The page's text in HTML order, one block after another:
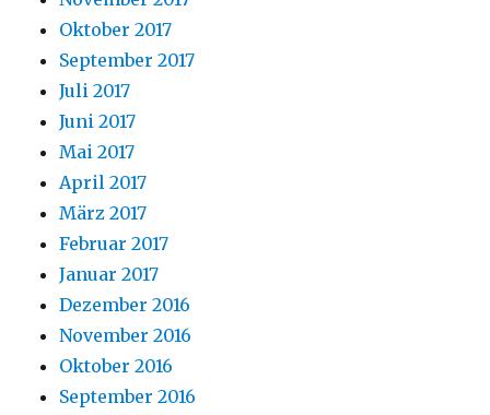
Oktober 2017
September 2017
Juli 2017
Juni 2017
Mai 2017
April 2017
März 2017
Februar 2017
Januar 2017
Dezember 2016
November 2016
Oktober 2016
September 2016